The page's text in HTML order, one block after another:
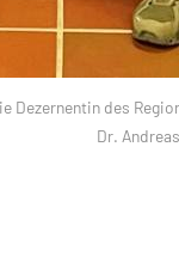
Dezernentin des
Dr.